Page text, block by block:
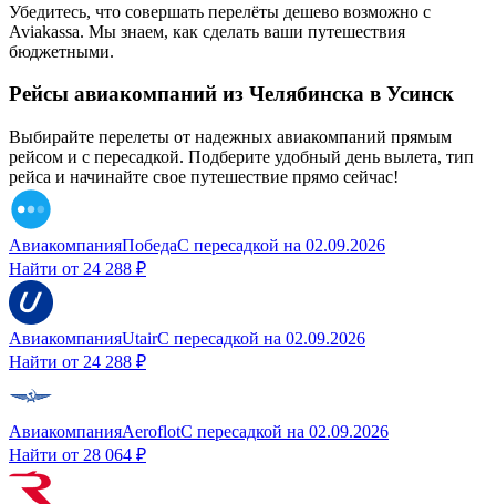
Убедитесь, что совершать перелёты дешево возможно с
Aviakassa. Мы знаем, как сделать ваши путешествия
бюджетными.
Рейсы авиакомпаний из Челябинска в Усинск
Выбирайте перелеты от надежных авиакомпаний прямым
рейсом и с пересадкой. Подберите удобный день вылета, тип
рейса и начинайте свое путешествие прямо сейчас!
АвиакомпанияПобедаС пересадкой на 02.09.2026
Найти от 24 288 ₽
АвиакомпанияUtairС пересадкой на 02.09.2026
Найти от 24 288 ₽
АвиакомпанияAeroflotС пересадкой на 02.09.2026
Найти от 28 064 ₽